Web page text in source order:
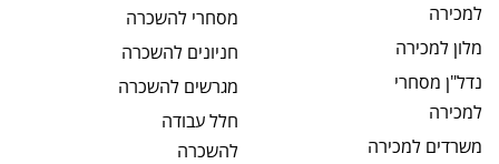
למכירה
מלון למכירה
נדל"ן מסחרי
למכירה
משרדים למכירה
מסחרי להשכרה
חניונים להשכרה
מגרשים להשכרה
חלל עבודה
להשכרה